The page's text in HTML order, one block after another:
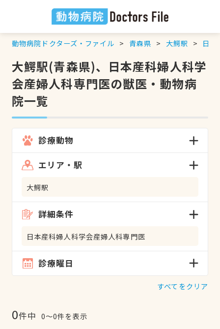
動物病院ドクターズ・ファイル 青森県 大鰐駅 日本
大鰐駅(青森県)、日本産科婦人科学
会産婦人科専門医の獣医・動物病
院一覧
診療動物
エリア・駅
大鰐駅
詳細条件
日本産科婦人科学会産婦人科専門医
診療曜日
すべてをクリア
0件中 0〜0件を表示